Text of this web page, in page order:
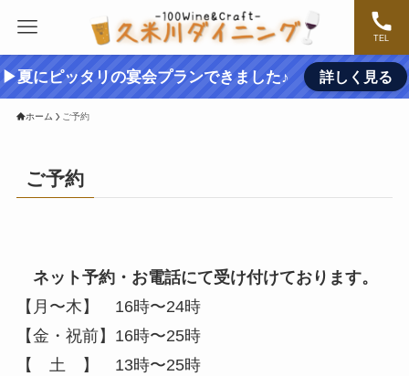
TEL
▶夏にピッタリの宴会プランできました♪ 詳しく見る
ホーム ご予約
ご予約
ネット予約・お電話にて受け付けております。
【月〜木】 16時〜24時
【金・祝前】16時〜25時
【 土 】 13時〜25時